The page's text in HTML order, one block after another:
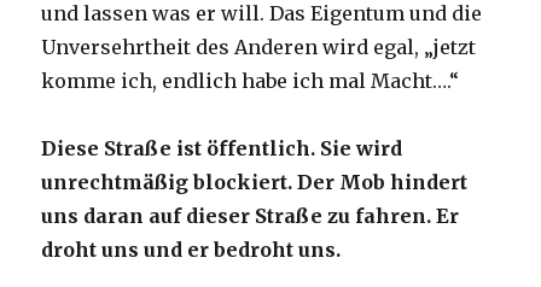
und lassen was er will. Das Eigentum und die
Unversehrtheit des Anderen wird egal, „jetzt
komme ich, endlich habe ich mal Macht….“
Diese Straße ist öffentlich. Sie wird
unrechtmäßig blockiert. Der Mob hindert
uns daran auf dieser Straße zu fahren. Er
droht uns und er bedroht uns.